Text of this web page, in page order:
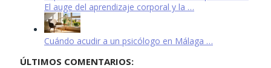
El auge del aprendizaje corporal y la …
Cuándo acudir a un psicólogo en Málaga …
ÚLTIMOS COMENTARIOS: